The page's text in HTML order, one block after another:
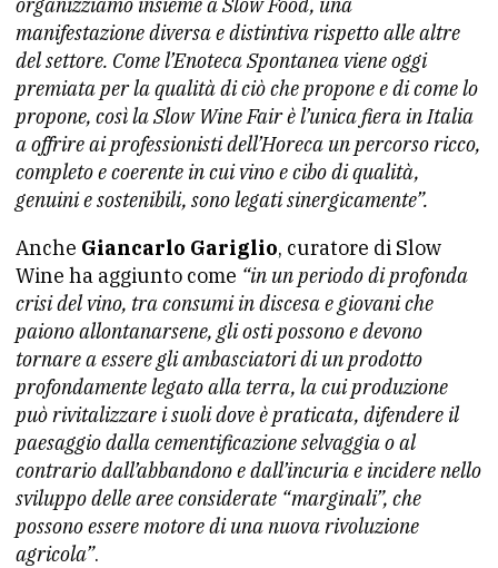
manifestazione diversa e distintiva rispetto alle altre
del settore. Come l’Enoteca Spontanea viene oggi
premiata per la qualità di ciò che propone e di come lo
propone, così la Slow Wine Fair è l’unica fiera in Italia
a offrire ai professionisti dell’Horeca un percorso ricco,
completo e coerente in cui vino e cibo di qualità,
genuini e sostenibili, sono legati sinergicamente”.
Anche Giancarlo Gariglio, curatore di Slow
Wine ha aggiunto come “in un periodo di profonda
crisi del vino, tra consumi in discesa e giovani che
paiono allontanarsene, gli osti possono e devono
tornare a essere gli ambasciatori di un prodotto
profondamente legato alla terra, la cui produzione
può rivitalizzare i suoli dove è praticata, difendere il
paesaggio dalla cementificazione selvaggia o al
contrario dall’abbandono e dall’incuria e incidere nello
sviluppo delle aree considerate “marginali”, che
possono essere motore di una nuova rivoluzione
agricola”.